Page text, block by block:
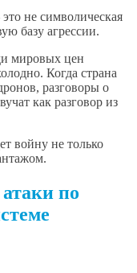
не символическая
базу агрессии.
мировых цен
Когда страна
разговоры о
как разговор из
войну не только
по